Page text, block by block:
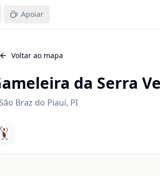
Apoiar
Voltar ao mapa
da Serra
Braz do Piauí, PI